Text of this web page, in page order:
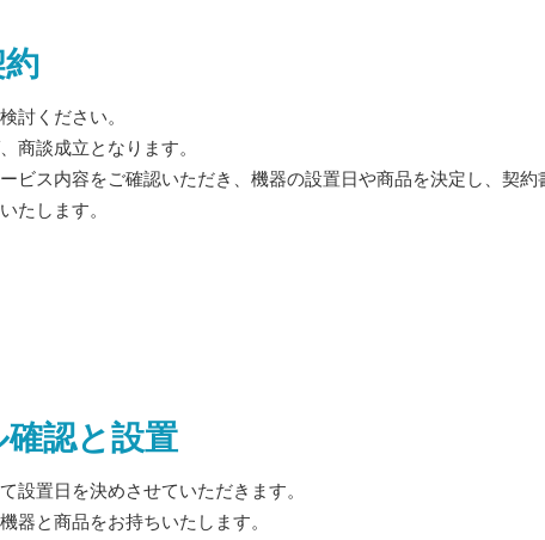
討ください。
商談成立となります。
ビス内容をご確認いただき、機器の設置日や商品を決定し、契約
たします。
認と設置
設置日を決めさせていただきます。
器と商品をお持ちいたします。